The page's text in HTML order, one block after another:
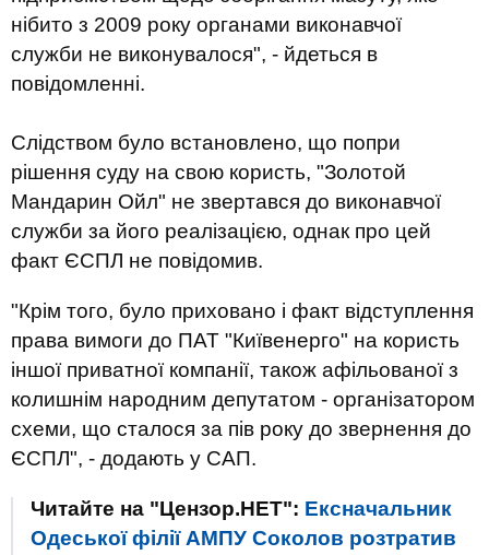
нібито з 2009 року органами виконавчої
служби не виконувалося", - йдеться в
повідомленні.
Слідством було встановлено, що попри
рішення суду на свою користь, "Золотой
Мандарин Ойл" не звертався до виконавчої
служби за його реалізацією, однак про цей
факт ЄСПЛ не повідомив.
"Крім того, було приховано і факт відступлення
права вимоги до ПАТ "Київенерго" на користь
іншої приватної компанії, також афільованої з
колишнім народним депутатом - організатором
схеми, що сталося за пів року до звернення до
ЄСПЛ", - додають у САП.
Читайте на "Цензор.НЕТ": Ексначальник
Одеської філії АМПУ Соколов розтратив